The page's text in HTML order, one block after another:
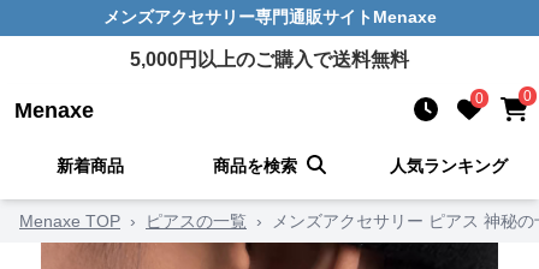
メンズアクセサリー専門通販サイト Menaxe
5,000円以上のご購入で送料無料
Menaxe 0 0
新着商品 商品を検索 人気ランキング
Menaxe TOP › ピアスの一覧 › メンズアクセサリー ピアス 神秘